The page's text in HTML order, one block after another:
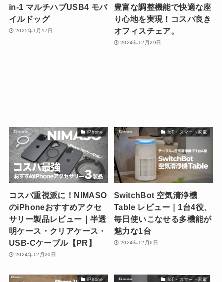
in-1 マルチハブUSB4 モバ
イルドッグ
2025年1月17日
豊富な調整機能で快適な座
り心地を実現！コスパ良き
オフィスチェア。
2024年12月29日
iPhone
コスパ重視派に！NIMASO
のiPhoneおすすめアクセ
サリー製品レビュー｜半透
明ケース・クリアケース・
USB-Cケーブル【PR】
2024年12月20日
IoT・スマート家電
SwitchBot 空気清浄機
Table レビュー｜1台4役、
毎日使いこなせる多機能が
魅力な1台
2024年12月6日
iPhone IoT・スマート家電